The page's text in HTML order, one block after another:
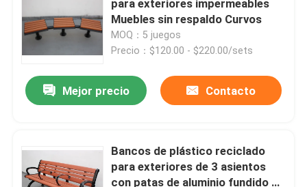
para exteriores impermeables
Muebles sin respaldo Curvos
MOQ：5 juegos
Precio：$120.00 - $220.00/sets
Mejor precio Contacto
Bancos de plástico reciclado
para exteriores de 3 asientos
con patas de aluminio fundido de